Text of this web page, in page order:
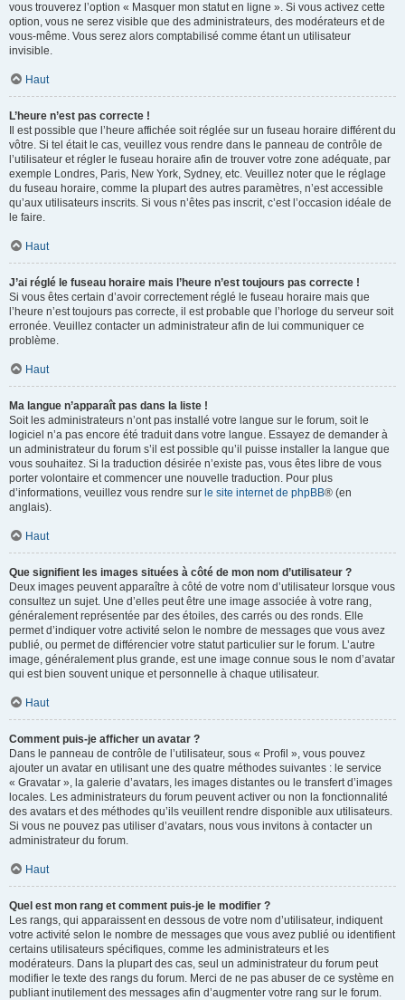
vous trouverez l’option « Masquer mon statut en ligne ». Si vous activez cette
option, vous ne serez visible que des administrateurs, des modérateurs et de
vous-même. Vous serez alors comptabilisé comme étant un utilisateur
invisible.
Haut
L’heure n’est pas correcte !
Il est possible que l’heure affichée soit réglée sur un fuseau horaire différent du
vôtre. Si tel était le cas, veuillez vous rendre dans le panneau de contrôle de
l’utilisateur et régler le fuseau horaire afin de trouver votre zone adéquate, par
exemple Londres, Paris, New York, Sydney, etc. Veuillez noter que le réglage
du fuseau horaire, comme la plupart des autres paramètres, n’est accessible
qu’aux utilisateurs inscrits. Si vous n’êtes pas inscrit, c’est l’occasion idéale de
le faire.
Haut
J’ai réglé le fuseau horaire mais l’heure n’est toujours pas correcte !
Si vous êtes certain d’avoir correctement réglé le fuseau horaire mais que
l’heure n’est toujours pas correcte, il est probable que l’horloge du serveur soit
erronée. Veuillez contacter un administrateur afin de lui communiquer ce
problème.
Haut
Ma langue n’apparaît pas dans la liste !
Soit les administrateurs n’ont pas installé votre langue sur le forum, soit le
logiciel n’a pas encore été traduit dans votre langue. Essayez de demander à
un administrateur du forum s’il est possible qu’il puisse installer la langue que
vous souhaitez. Si la traduction désirée n’existe pas, vous êtes libre de vous
porter volontaire et commencer une nouvelle traduction. Pour plus
d’informations, veuillez vous rendre sur le site internet de phpBB® (en
anglais).
Haut
Que signifient les images situées à côté de mon nom d’utilisateur ?
Deux images peuvent apparaître à côté de votre nom d’utilisateur lorsque vous
consultez un sujet. Une d’elles peut être une image associée à votre rang,
généralement représentée par des étoiles, des carrés ou des ronds. Elle
permet d’indiquer votre activité selon le nombre de messages que vous avez
publié, ou permet de différencier votre statut particulier sur le forum. L’autre
image, généralement plus grande, est une image connue sous le nom d’avatar
qui est bien souvent unique et personnelle à chaque utilisateur.
Haut
Comment puis-je afficher un avatar ?
Dans le panneau de contrôle de l’utilisateur, sous « Profil », vous pouvez
ajouter un avatar en utilisant une des quatre méthodes suivantes : le service
« Gravatar », la galerie d’avatars, les images distantes ou le transfert d’images
locales. Les administrateurs du forum peuvent activer ou non la fonctionnalité
des avatars et des méthodes qu’ils veuillent rendre disponible aux utilisateurs.
Si vous ne pouvez pas utiliser d’avatars, nous vous invitons à contacter un
administrateur du forum.
Haut
Quel est mon rang et comment puis-je le modifier ?
Les rangs, qui apparaissent en dessous de votre nom d’utilisateur, indiquent
votre activité selon le nombre de messages que vous avez publié ou identifient
certains utilisateurs spécifiques, comme les administrateurs et les
modérateurs. Dans la plupart des cas, seul un administrateur du forum peut
modifier le texte des rangs du forum. Merci de ne pas abuser de ce système en
publiant inutilement des messages afin d’augmenter votre rang sur le forum.